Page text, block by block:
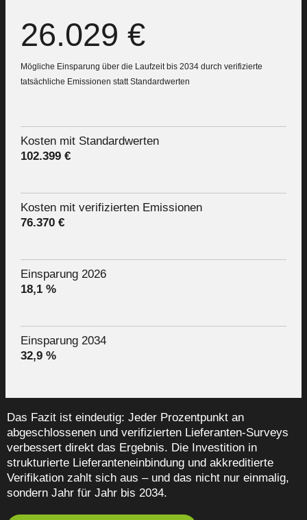
26.029 €
Mögliche Einsparung über die Laufzeit bis 2034 durch verifizierte
tatsächliche Emissionen statt Standardwerten
Kosten mit Standardwerten
102.399 €
Kosten mit verifizierten Emissionen
76.370 €
Einsparung 2026
18,1 %
Einsparung 2034
32,9 %
Das Fazit ist eindeutig: Jeder Prozentpunkt an
abgeschlossenen und verifizierten Lieferanten-Surveys
verbessert direkt das Ergebnis. Die Investition in
strukturierte Lieferanteneinbindung und akkreditierte
Verifikation zahlt sich aus – und das nicht nur einmalig,
sondern Jahr für Jahr bis 2034.